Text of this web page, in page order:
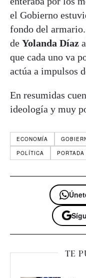
el Gobierno
fondo del
de Yolanda Díaz
que cada uno va
actúa a impulsos
En resumidas
ideología y muy
ECONOMÍA
POLÍTICA
TE